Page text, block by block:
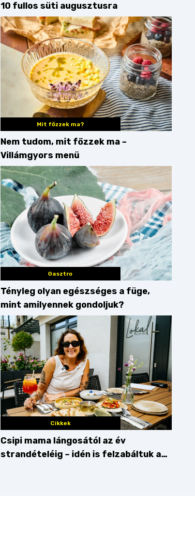
10 fullos süti augusztusra
Mit főzzek ma?
Nem tudom, mit főzzek ma –
Villámgyors menü
Gasztro
Tényleg olyan egészséges a füge,
mint amilyennek gondoljuk?
Cikkek
Csipi mama lángosától az év
strandételéig – idén is felzabáltuk a